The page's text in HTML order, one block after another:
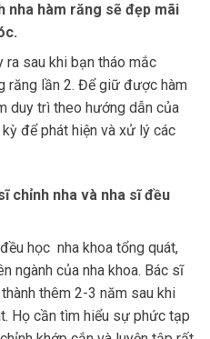
nha hàm răng sẽ đẹp mãi
ra sau khi bạn tháo mắc
răng lần 2. Để giữ được hàm
duy trì theo hướng dẫn của
để phát hiện và xử lý các
chỉnh nha và nha sĩ đều
học nha khoa tổng quát,
ngành của nha khoa. Bác sĩ
thêm 2-3 năm sau khi
Họ cần tìm hiểu sự phức tạp